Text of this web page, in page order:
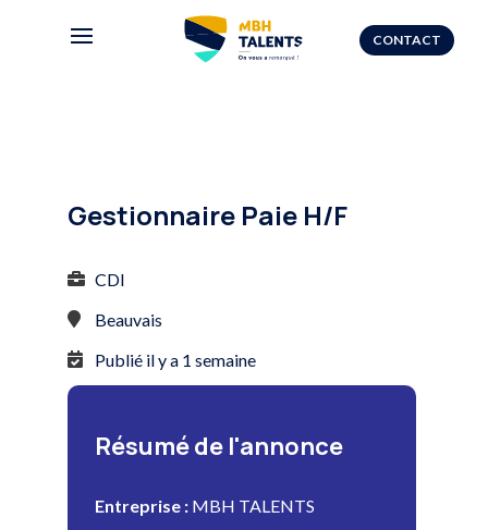
CONTACT
Gestionnaire Paie H/F
CDI
Beauvais
Publié il y a 1 semaine
Résumé de l'annonce
Entreprise : MBH TALENTS